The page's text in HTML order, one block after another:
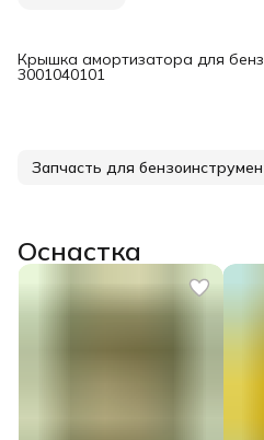
Крышка амортизатора для
3001040101
Запчасть для
Оснастка